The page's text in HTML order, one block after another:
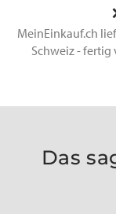
MeinEinkauf.ch
Schweiz -
Das